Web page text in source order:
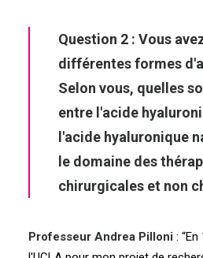
Question 2 : Vous
différentes formes
Selon vous, quelles
entre l'acide
l'acide hyaluronique
le domaine des
chirurgicales et non
Professeur Andrea Pilloni : “En